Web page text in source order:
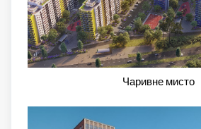
Чаривне мисто